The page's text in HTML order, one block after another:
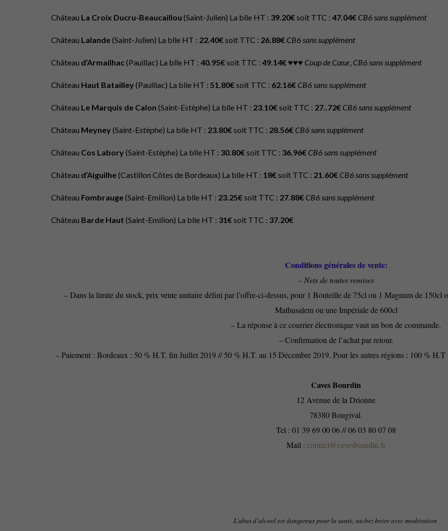
Château La Croix Ducru-Beaucaillou (Saint-Julien) La blle HT : 39.20€soit TTC : 47.04€ CB6 sans supplément
Château Lalande(Saint-Julien) La blle HT : 22.40€soit TTC : 26.88€ CB6 sans supplément
Château d’Armailhac(Pauillac) La blle HT : 40.95€soit TTC : 49.14€ ♥♥♥ Coup de Cœur, CB6 sans supplément
Château Haut Batailley (Paulliac) La blle HT : 51.80€soit TTC : 62.16€ CB6 sans supplément
Château Le Marquis de Calon (Saint-Estèphe) La blle HT : 23.10€soit TTC : 27..72€ CB6 sans supplément
Château Meyney (Saint-Estèphe) La blle HT : 23.80€soit TTC : 28.56€ CB6 sans supplément
Château Cos Labory (Saint-Estèphe) La blle HT : 30.80€soit TTC : 36.96€ CB6 sans supplément
Château d’Aiguilhe(Castillon Côtes de Bordeaux) La blle HT : 18€soit TTC : 21.60€ CB6 sans supplément
Château Fombrauge(Saint-Emilion) La blle HT : 23.25€soit TTC : 27.88€ CB6 sans supplément
Château Barde Haut (Saint-Emilion) La blle HT : 31€soit TTC : 37.20€
Conditions générales de vente:
– Nets de toutes remises
– Dans la limite du stock, prix vente unitaire défini par l’offre-ci-dessus, pour 1 Bouteille de 75cl ou 1 Magnum de 150cl
Mathusalem ou une Impériale de 600cl
– La réponse à ce courrier électronique vaut un bon de commande.
– Confirmation de l’achat par retour.
– Paiement : Bordeaux : 50 % H.T. fin Juillet 2019 // 50 % H.T. au 15 Décembre 2019. Pour les autres régions : 100 %
Caves Bourdin
12 Avenue de la Drionne
78380 Bougival.
Tel : 01 39 69 00 06 // 06 03 80 07 08
Mail : contact@cavesbourdin.fr
L’abus d’alcool est dangereux pour la santé, sachez boire avec modération